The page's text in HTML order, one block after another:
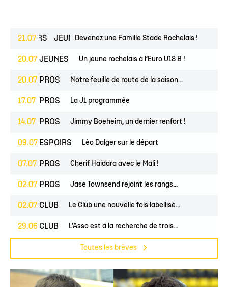
21.07
ESPOIRS JEUNES Devenez une Famille Stade Rochelais !
20.07 JEUNES Un jeune rochelais à l’Euro U18 B !
20.07 PROS Notre feuille de route de la saison...
17.07 PROS La J1 programmée
14.07 PROS Jimmy Boeheim, un dernier renfort !
09.07 ESPOIRS Léo Dalger sur le départ
07.07 PROS Cherif Haidara avec le Mali !
02.07 PROS Jase Townsend rejoint les rangs...
02.07 CLUB Le Club une nouvelle fois labellisé...
29.06 CLUB L'Asso est à la recherche de trois...
Toutes les brèves